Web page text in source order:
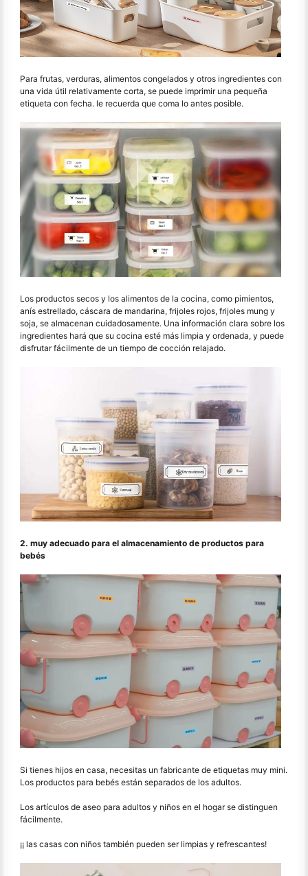
Para frutas, verduras, alimentos congelados y otros ingredientes con
una vida útil relativamente corta, se puede imprimir una pequeña
etiqueta con fecha. le recuerda que coma lo antes posible.
Los productos secos y los alimentos de la cocina, como pimientos,
anís estrellado, cáscara de mandarina, frijoles rojos, frijoles mung y
soja, se almacenan cuidadosamente. Una información clara sobre los
ingredientes hará que su cocina esté más limpia y ordenada, y puede
disfrutar fácilmente de un tiempo de cocción relajado.
2. muy adecuado para el almacenamiento de productos para
bebés
Si tienes hijos en casa, necesitas un fabricante de etiquetas muy mini.
Los productos para bebés están separados de los adultos.
Los artículos de aseo para adultos y niños en el hogar se distinguen
fácilmente.
¡¡ las casas con niños también pueden ser limpias y refrescantes!